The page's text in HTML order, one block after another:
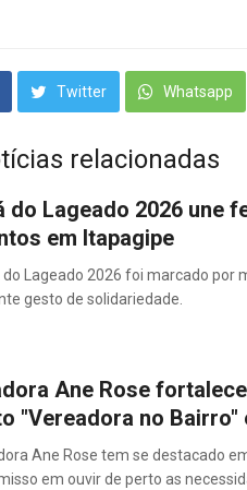
Twitter Whatsapp
relacionadas
do Lageado 2026 une
em Itapagipe
do Lageado 2026 foi marcado por
gesto de solidariedade.
Ane Rose
"Vereadora no Bairro"
Ane Rose tem se destacado
em ouvir de perto as